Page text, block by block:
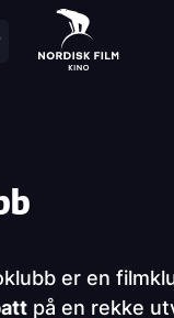
er en
på en rekke